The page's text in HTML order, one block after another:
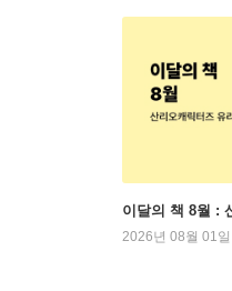
이달의 책 8월 :
2026년 08월 01